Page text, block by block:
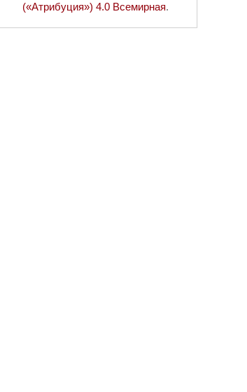
(«Атрибуция») 4.0 Всемирная.